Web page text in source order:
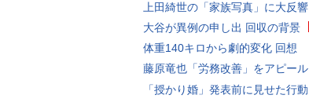
上田綺世の「家族写真」に大反響
大谷が異例の申し出 回収の背景
体重140キロから劇的変化 回想
藤原竜也「労務改善」をアピール
「授かり婚」発表前に見せた行動